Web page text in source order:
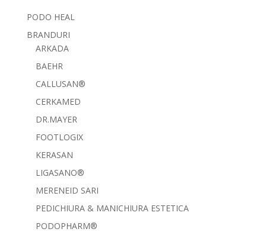
PODO HEAL
BRANDURI
ARKADA
BAEHR
CALLUSAN®
CERKAMED
DR.MAYER
FOOTLOGIX
KERASAN
LIGASANO®
MERENEID SARI
PEDICHIURA & MANICHIURA ESTETICA
PODOPHARM®